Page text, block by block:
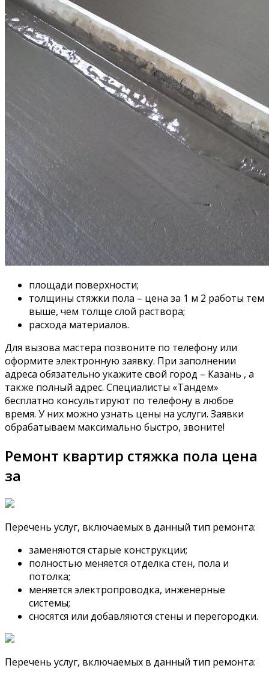
площади поверхности;
толщины стяжки пола – цена за 1 м 2 работы тем
выше, чем толще слой раствора;
расхода материалов.
Для вызова мастера позвоните по телефону или
оформите электронную заявку. При заполнении
адреса обязательно укажите свой город – Казань , а
также полный адрес. Специалисты «Тандем»
бесплатно консультируют по телефону в любое
время. У них можно узнать цены на услуги. Заявки
обрабатываем максимально быстро, звоните!
Ремонт квартир стяжка пола цена
за
Перечень услуг, включаемых в данный тип ремонта:
заменяются старые конструкции;
полностью меняется отделка стен, пола и
потолка;
меняется электропроводка, инженерные
системы;
сносятся или добавляются стены и перегородки.
Перечень услуг, включаемых в данный тип ремонта: